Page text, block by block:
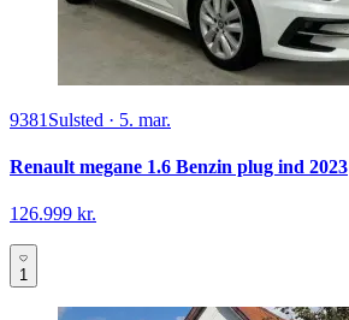
9381 Sulsted · 5. mar.
Renault megane 1.6 Benzin plug ind 2023
126.999 kr.
1